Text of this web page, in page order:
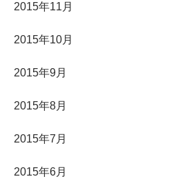
2015年11月
2015年10月
2015年9月
2015年8月
2015年7月
2015年6月